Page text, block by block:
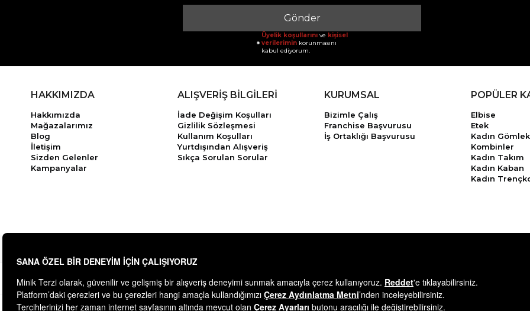
Gönder
Üyelik koşullarını ve kişisel
verilerimin korunmasını
kabul ediyorum.
HAKKIMIZDA
Hakkımızda
Mağazalarımız
Blog
İletişim
Sizden Gelenler
Kampanyalar
ALIŞVERİŞ BİLGİLERİ
İade Değişim Koşulları
Gizlilik Sözleşmesi
Kullanım Koşulları
Yurtdışından Alışveriş
Sıkça Sorulan Sorular
KURUMSAL
Bizimle Çalış
Franchise Başvurusu
İş Ortaklığı Başvurusu
POPÜLER
Elbise
Etek
Kadın Gömlek
Kombinler
Kadın Takım
Kadın Kaban
Kadın
© 2025 minikterzi.com - Tüm Hakları Saklıdır.